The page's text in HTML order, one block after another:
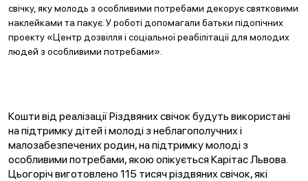
свічку, яку молодь з особливими потребами декорує святковими
наклейками та пакує. У роботі допомагали батьки підопічних
проекту «Центр дозвілля і соціальної реабілітації для молодих
людей з особливими потребами».
Кошти від реалізації Різдвяних свічок будуть використані
на підтримку дітей і молоді з неблагополучних і
малозабезпечених родин, на підтримку молоді з
особливими потребами, якою опікується Карітас Львова.
Цьогоріч виготовлено 115 тисяч різдвяних свічок, які